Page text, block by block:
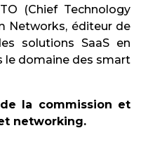
(Chief Technology
Networks, éditeur de
solutions SaaS en
le domaine des smart
la commission et
networking.